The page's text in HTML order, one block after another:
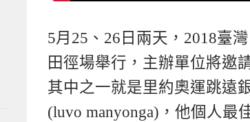
5月25、26日兩天，2018臺
田徑場舉行，主辦單位將邀
其中之一就是里約奧運跳遠
(luvo manyonga)，他個人最